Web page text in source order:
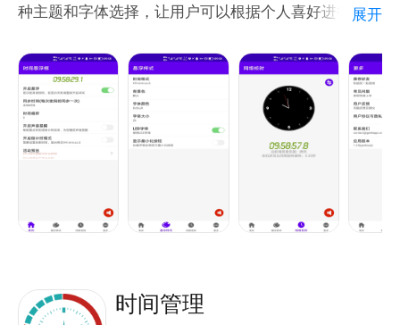
* 分析功能：可以通过设置一些参数对某分类进行单独
细致的分析，举个例子：分析睡觉时长。习惯在凌晨
12点前早睡的同学，统计时因为跨天，会将一段完整
的睡觉拆成两段，导致统计数据不符合实际。只需创建
一个分析，绑定上【睡觉】，设置【一天起始时间】为
昨日中午12:00即可。然后分析列表就会生成一个柱状
* 支持完全离线使用：时间日志可以完全离线使用，弱
* 待办项和计时绑定：这个功能可以满足不同的使用场
种主题和字体选择，让用户可以根据个人喜好进行自定
支持功能：
1、多种自定义时间格式满足您不同需求。
2、自定义时间框背景色。
3、自定义显示字体大小。
6、语音提示和黄历查询支持
展开
时间管理